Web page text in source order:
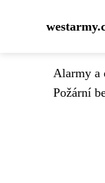
Alarmy a
Požární